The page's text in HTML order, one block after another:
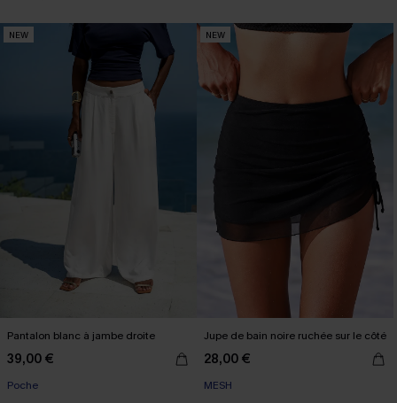
NEW
Pantalon blanc à jambe droite
39,00 €
Poche
NEW
Jupe de bain noire ruchée sur le côté
28,00 €
MESH